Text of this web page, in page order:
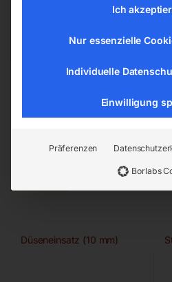
office@elmag.at
Ähnliche Produkte
Düseneinsatz (10 mm)
Ich
Nur essenzielle
Individuelle
Einwilligung
Präferenzen
Borlabs